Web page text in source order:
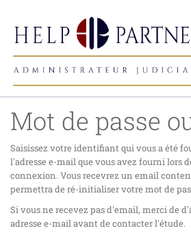
Mot de passe
Saisissez votre identifiant qui vous a été
l'adresse e-mail que vous avez fourni lors
connexion. Vous recevrez un email
permettra de ré-initialiser votre mot de
Si vous ne recevez pas d'email, merci de
adresse e-mail avant de contacter l'étude.